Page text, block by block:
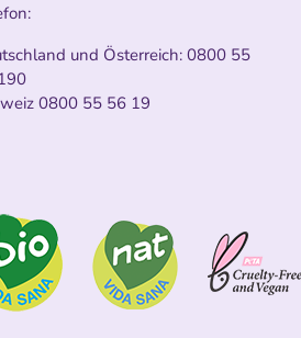
und Österreich:0800 55
0800 55 56 19